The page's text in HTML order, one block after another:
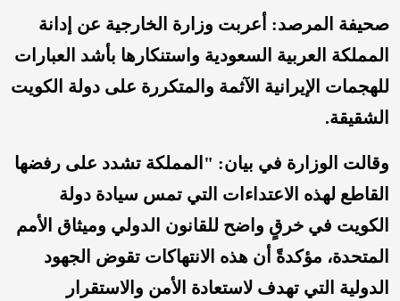
صحيفة المرصد: أعربت وزارة الخارجية عن إدانة
المملكة العربية السعودية واستنكارها بأشد العبارات
للهجمات الإيرانية الآثمة والمتكررة على دولة الكويت
الشقيقة.
وقالت الوزارة في بيان: "المملكة تشدد على رفضها
القاطع لهذه الاعتداءات التي تمس سيادة دولة
الكويت في خرقٍ واضح للقانون الدولي وميثاق الأمم
المتحدة، مؤكدةً أن هذه الانتهاكات تقوض الجهود
الدولية التي تهدف لاستعادة الأمن والاستقرار